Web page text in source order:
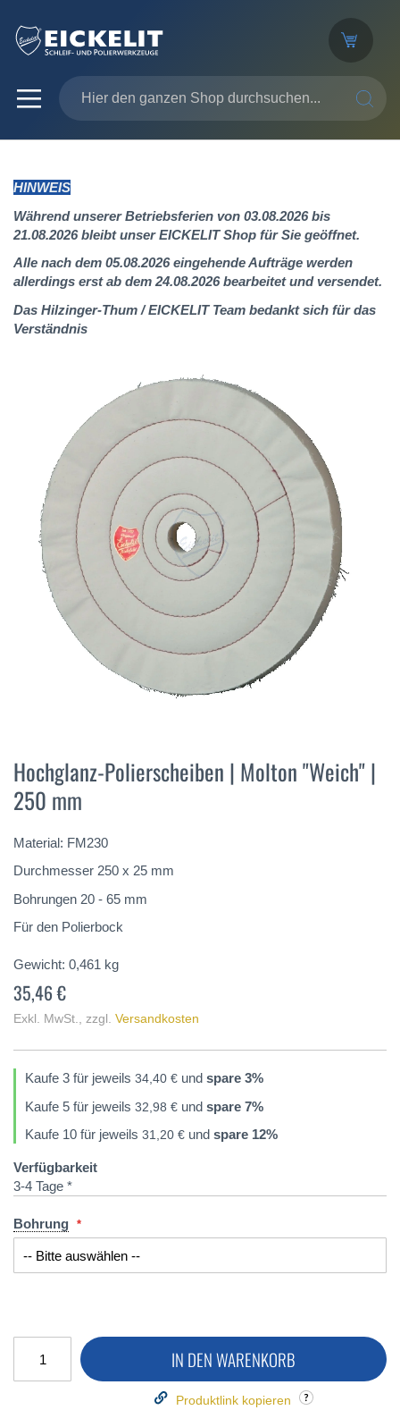
SUCHE
HINWEIS
Während unserer Betriebsferien von 03.08.2026 bis
21.08.2026 bleibt unser EICKELIT Shop für Sie geöffnet.
Alle nach dem 05.08.2026 eingehende Aufträge werden
allerdings erst ab dem 24.08.2026 bearbeitet und versendet.
Das Hilzinger-Thum / EICKELIT Team bedankt sich für das
Verständnis
Bildergalerie
der
Bildergalerie
springen
Hochglanz-Polierscheiben | Molton "Weich" |
250 mm
Material: FM230
Durchmesser 250 x 25 mm
Bohrungen 20 - 65 mm
Für den Polierbock
Gewicht: 0,461 kg
35,46 €
Exkl. MwSt., zzgl. Versandkosten
Kaufe 3 für jeweils 34,40 € und spare 3%
Kaufe 5 für jeweils 32,98 € und spare 7%
Kaufe 10 für jeweils 31,20 € und spare 12%
Verfügbarkeit
3-4 Tage *
Bohrung
IN DEN WARENKORB
Produktlink kopieren